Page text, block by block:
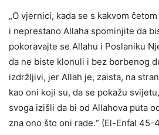
„O vjernici, kada se s kakvom
i neprestano Allaha spominjite da
pokoravajte se Allahu i Poslaniku
da ne biste klonuli i bez borbenog
izdržljivi, jer Allah je, zaista, na
kao oni koji su, da se pokažu
svoga izišli da bi od Allahova puta
zna ono što oni rade.“ (El-Enfal 45-